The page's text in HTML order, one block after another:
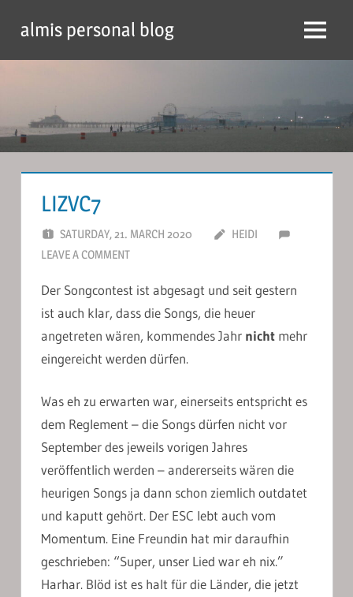
content
almis personal blog Menu
LIZVC7
SATURDAY, 21. MARCH 2020
HEIDI
LEAVE A COMMENT
Der Songcontest ist abgesagt und seit gestern
ist auch klar, dass die Songs, die heuer
angetreten wären, kommendes Jahr nicht mehr
eingereicht werden dürfen.
Was eh zu erwarten war, einerseits entspricht es
dem Reglement – die Songs dürfen nicht vor
September des jeweils vorigen Jahres
veröffentlich werden – andererseits wären die
heurigen Songs ja dann schon ziemlich outdatet
und kaputt gehört. Der ESC lebt auch vom
Momentum. Eine Freundin hat mir daraufhin
geschrieben: “Super, unser Lied war eh nix.”
Harhar. Blöd ist es halt für die Länder, die jetzt